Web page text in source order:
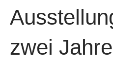
zwei